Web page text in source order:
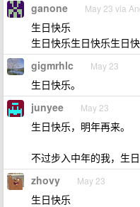
ganone May 23 via
生日快乐
生日快乐生日快乐生日快
gigmrhlc May 23
生日快乐。
junyee May 23
生日快乐，明年再来。
不过步入中年的我，生日
zhovy May 23
生日快乐